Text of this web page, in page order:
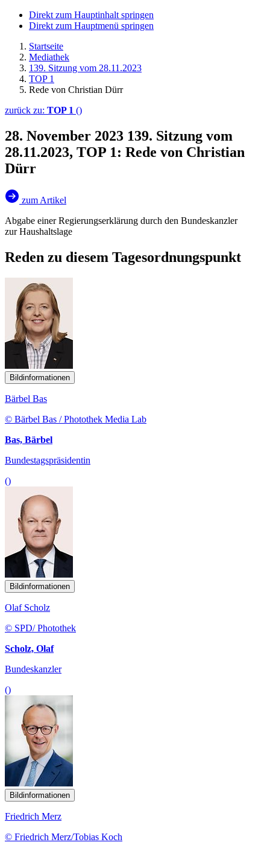
Direkt zum Hauptinhalt springen
Direkt zum Hauptmenü springen
Startseite
Mediathek
139. Sitzung vom 28.11.2023
TOP 1
Rede von Christian Dürr
zurück zu: TOP 1 ()
28. November 2023 139. Sitzung vom
28.11.2023, TOP 1: Rede von Christian
Dürr
zum Artikel
Abgabe einer Regierungserklärung durch den Bundeskanzler
zur Haushaltslage
Reden zu diesem Tagesordnungspunkt
Bildinformationen
Bärbel Bas
© Bärbel Bas / Photothek Media Lab
Bas, Bärbel
Bundestagspräsidentin
()
Bildinformationen
Olaf Scholz
© SPD/ Photothek
Scholz, Olaf
Bundeskanzler
()
Bildinformationen
Friedrich Merz
© Friedrich Merz/Tobias Koch